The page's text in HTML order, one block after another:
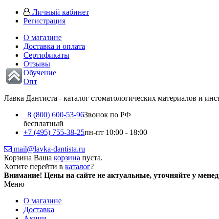
Личный кабинет
Регистрация
О магазине
Доставка и оплата
Сертификаты
Отзывы
Обучение
Опт
Лавка Дантиста - каталог стоматологических материалов и
8 (800) 600-53-96Звонок по РФ
бесплатный
+7 (495) 755-38-25пн-пт 10:00 - 18:00
mail@lavka-dantista.ru
Корзина Ваша корзина пуста.
Хотите перейти в каталог?
Внимание! Цены на сайте не актуальные, уточняйте у
Меню
О магазине
Доставка